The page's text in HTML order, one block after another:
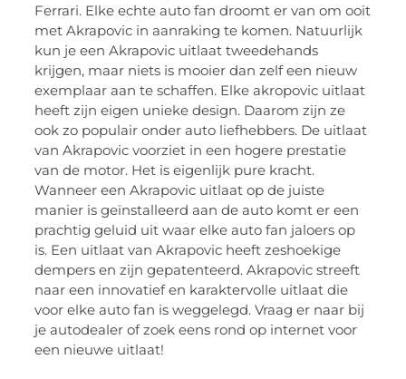
Ferrari. Elke echte auto fan droomt er van om ooit
met Akrapovic in aanraking te komen. Natuurlijk
kun je een Akrapovic uitlaat tweedehands
krijgen, maar niets is mooier dan zelf een nieuw
exemplaar aan te schaffen. Elke akropovic uitlaat
heeft zijn eigen unieke design. Daarom zijn ze
ook zo populair onder auto liefhebbers. De uitlaat
van Akrapovic voorziet in een hogere prestatie
van de motor. Het is eigenlijk pure kracht.
Wanneer een Akrapovic uitlaat op de juiste
manier is geïnstalleerd aan de auto komt er een
prachtig geluid uit waar elke auto fan jaloers op
is. Een uitlaat van Akrapovic heeft zeshoekige
dempers en zijn gepatenteerd. Akrapovic streeft
naar een innovatief en karaktervolle uitlaat die
voor elke auto fan is weggelegd. Vraag er naar bij
je autodealer of zoek eens rond op internet voor
een nieuwe uitlaat!